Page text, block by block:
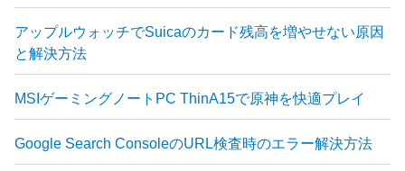
アップルウォッチでSuicaのカード残高を増やせない原因
と解決方法
MSIゲーミングノートPC ThinA15で原神を快適プレイ
Google Search ConsoleのURL検査時のエラー解決方法